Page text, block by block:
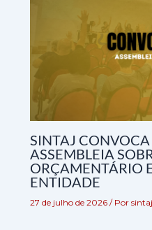
SINTAJ
ASSEMBLEIA
ORÇAMENTÁRIO
ENTIDADE
27 de julho de 2026 / Por sintaj